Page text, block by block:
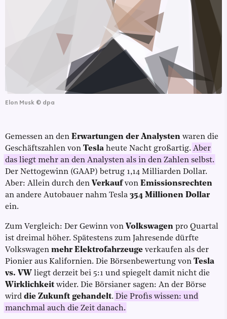
Elon Musk © dpa
Gemessen an den Erwartungen der Analysten waren die
Geschäftszahlen von Tesla heute Nacht großartig. Aber
das liegt mehr an den Analysten als in den Zahlen selbst.
Der Nettogewinn (GAAP) betrug 1,14 Milliarden Dollar.
Aber: Allein durch den Verkaufvon Emissionsrechten
an andere Autobauer nahm Tesla 354 Millionen Dollar
ein.
Zum Vergleich: Der Gewinn von Volkswagen pro Quartal
ist dreimal höher. Spätestens zum Jahresende dürfte
Volkswagen mehr Elektrofahrzeuge verkaufen als der
Pionier aus Kalifornien. Die Börsenbewertung von Tesla
vs. VW liegt derzeit bei 5:1 und spiegelt damit nicht die
Wirklichkeit wider. Die Börsianer sagen: An der Börse
wird die Zukunft gehandelt. Die Profis wissen: und
manchmal auch die Zeit danach.